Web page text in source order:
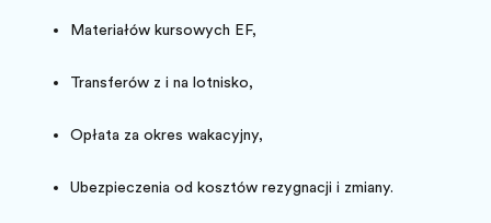
Materiałów kursowych EF,
Transferów z i na lotnisko,
Opłata za okres wakacyjny,
Ubezpieczenia od kosztów rezygnacji i zmiany.